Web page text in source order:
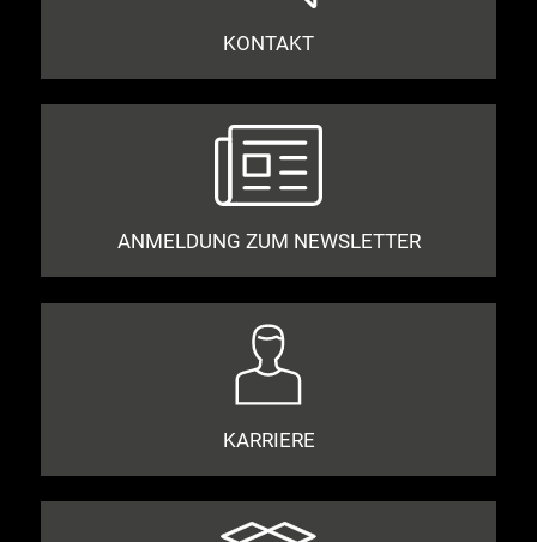
KONTAKT
ANMELDUNG ZUM NEWSLETTER
KARRIERE